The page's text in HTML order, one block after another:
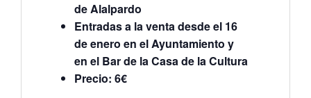
de Alalpardo
Entradas a la venta desde el 16
de enero en el Ayuntamiento y
en el Bar de la Casa de la Cultura
Precio: 6€